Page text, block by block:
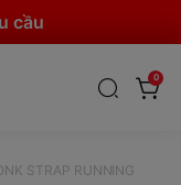
cầu
0
STRAP RUNNING